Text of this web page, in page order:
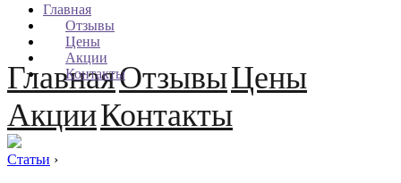
Главная
Отзывы
Цены
Акции
Контакты
ГлавнаяОтзывыЦены
АкцииКонтакты
Статьи ›